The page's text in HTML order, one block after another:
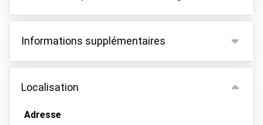
Caractéristiques
Parking couvert
Gardez vos clés
Vidéosurveillance
Informations supplémentaires
En raison des nouvelles réglementations
aéroportuaires, un supplément de 5 € par
Tous les frais supplémentaires doivent être payés
Localisation
Adresse